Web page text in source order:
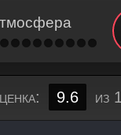
9.6 из